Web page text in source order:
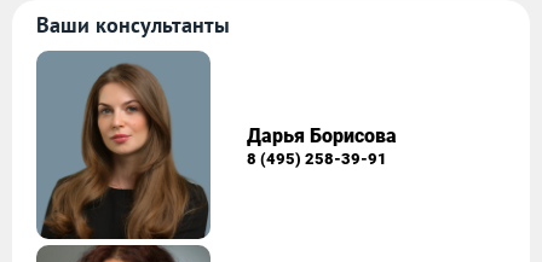
Ваши консультанты
Дарья Борисова
8 (495) 258-39-91